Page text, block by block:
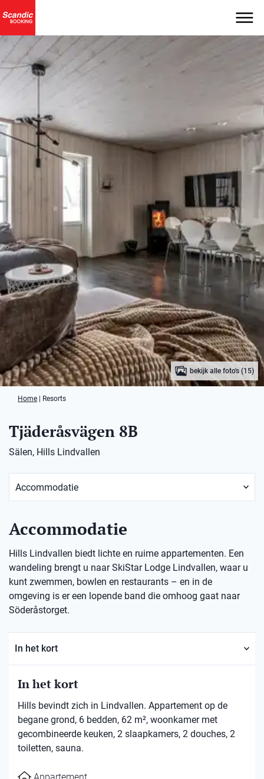
bekijk alle foto's (15)
Home Resorts
Tjäderåsvägen 8B
Sälen, Hills Lindvallen
Accommodatie
Hills Lindvallen biedt lichte en ruime appartementen. Een
wandeling brengt u naar SkiStar Lodge Lindvallen, waar u
kunt zwemmen, bowlen en restaurants – en in de
omgeving is er een lopende band die omhoog gaat naar
Söderåstorget.
In het kort
In het kort
Hills bevindt zich in Lindvallen. Appartement op de
begane grond, 6 bedden, 62 m², woonkamer met
gecombineerde keuken, 2 slaapkamers, 2 douches, 2
toiletten, sauna.